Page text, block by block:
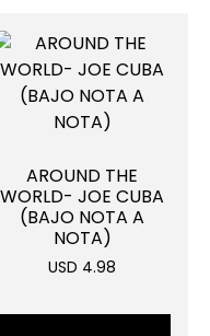
AROUND THE
WORLD- JOE CUBA
(BAJO NOTA A
NOTA)
USD 4.98